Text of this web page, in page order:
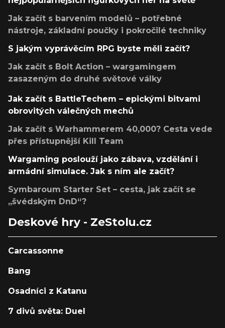
Jak začít s barvením modelů – potřebné
nástroje, základní poučky i pokročilé techniky
S jakým vyprávěcím RPG byste měli začít?
Jak začít s Bolt Action – wargamingem
zasazeným do druhé světové války
Jak začít s BattleTechem – epickými bitvami
obrovitých válečných mechů
Jak začít s Warhammerem 40,000? Cesta vede
přes přístupnější Kill Team
Wargaming poslouží jako zábava, vzdělání i
armádní simulace. Jak s ním ale začít?
Symbaroum Starter Set – cesta, jak začít se
„švédským DnD“?
Deskové hry - ZeStolu.cz
Carcassonne
Bang
Osadníci z Katanu
7 divů světa: Duel